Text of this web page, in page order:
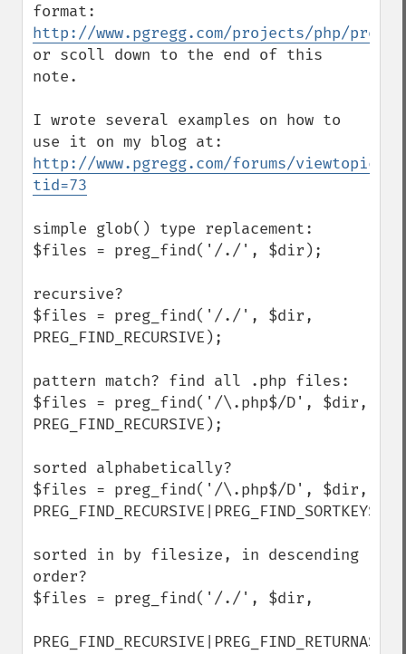
http://www.pgregg.com/projects/php/
or scoll down to the end of this
note.
I wrote several examples on how to
http://www.pgregg.com/forums/
tid=73
simple glob() type replacement:
$files = preg_find('/./', $dir);
recursive?
$files = preg_find('/./', $dir,
PREG_FIND_RECURSIVE);
pattern match? find all .php files:
$files = preg_find('/\.php$/D', $dir,
PREG_FIND_RECURSIVE);
sorted alphabetically?
$files = preg_find('/\.php$/D', $dir,
PREG_FIND_RECURSIVE|PREG_FIND_SORTKEYS);
sorted in by filesize, in descending
order?
$files = preg_find('/./', $dir,
PREG_FIND_RECURSIVE|PREG_FIND_RETURNASSOC